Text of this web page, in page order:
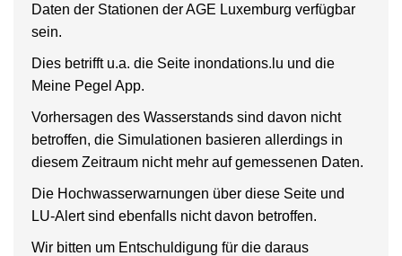
Daten der Stationen der AGE Luxemburg verfügbar
sein.
Dies betrifft u.a. die Seite inondations.lu und die
Meine Pegel App.
Vorhersagen des Wasserstands sind davon nicht
betroffen, die Simulationen basieren allerdings in
diesem Zeitraum nicht mehr auf gemessenen Daten.
Die Hochwasserwarnungen über diese Seite und
LU-Alert sind ebenfalls nicht davon betroffen.
Wir bitten um Entschuldigung für die daraus